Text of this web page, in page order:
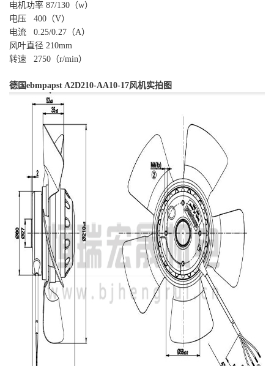
电机功率 87/130（w）
电压 400（V）
电流 0.25/0.27（A）
风叶直径 210mm
转速 2750（r/min）
德国ebmpapst A2D210-AA10-17风机实拍图